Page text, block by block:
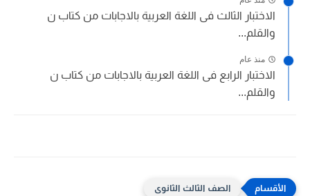
الاختبار الثالث فى اللغة العربية بالاجابات من كتاب ن
والقلم...
منذ عام
الاختبار الرابع فى اللغة العربية بالاجابات من كتاب ن
والقلم...
الصف الثالث الثانوى